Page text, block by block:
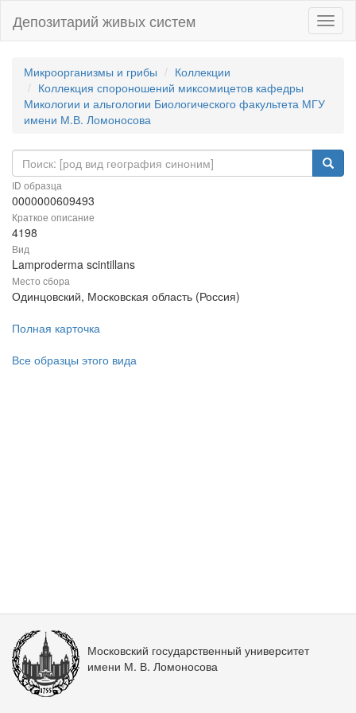
Депозитарий живых систем
Микроорганизмы и грибы
Коллекции
Коллекция спороношений миксомицетов кафедры
Микологии и альгологии Биологического факультета МГУ
имени М.В. Ломоносова
ID образца
0000000609493
Краткое описание
4198
Вид
Lamproderma scintillans
Место сбора
Одинцовский, Московская область (Россия)
Полная карточка
Все образцы этого вида
Московский государственный университет
имени М. В. Ломоносова